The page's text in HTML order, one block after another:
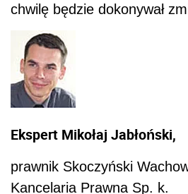
chwilę będzie dokonywał
Ekspert Mikołaj Jabłoński,
prawnik Skoczyński
Kancelaria Prawna Sp. k.